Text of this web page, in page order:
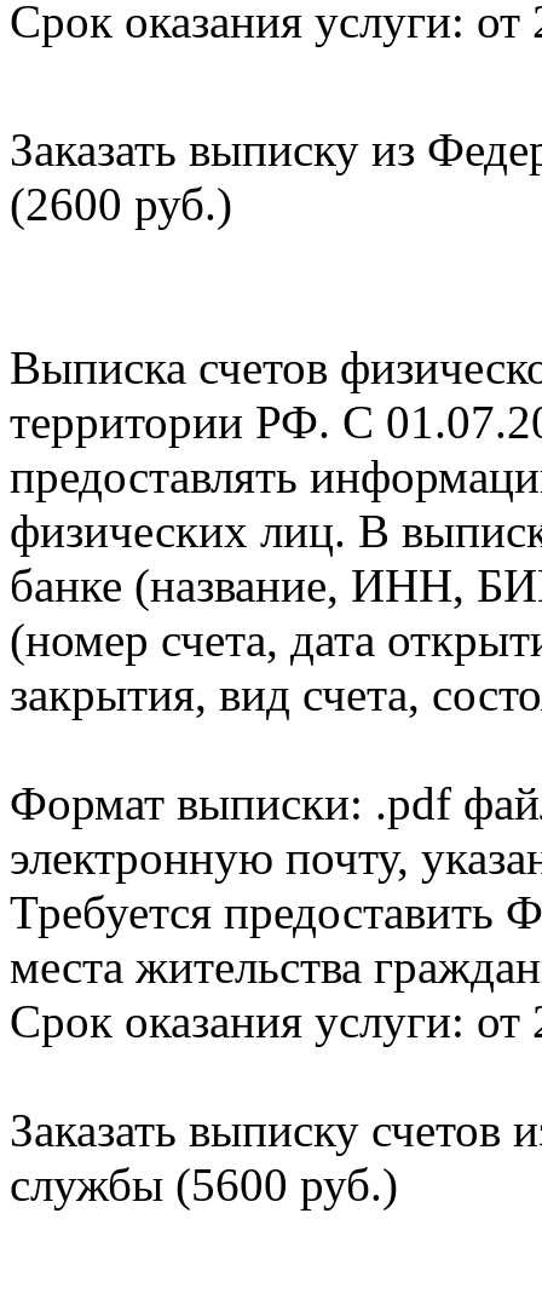
Срок оказания услуги: от
Заказать выписку из
(2600 руб.)
Выписка счетов
территории РФ. С
предоставлять
физических лиц. В
банке (название, ИНН,
(номер счета, дата
закрытия, вид счета,
Формат выписки: .pdf
электронную почту,
Требуется
места жительства
Срок оказания услуги: от
Заказать выписку счетов
службы (5600 руб.)